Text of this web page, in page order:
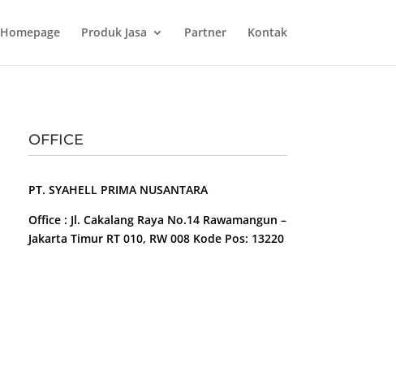
Homepage Produk Jasa Partner Kontak
OFFICE
PT. SYAHELL PRIMA NUSANTARA
Office : Jl. Cakalang Raya No.14 Rawamangun –
Jakarta Timur RT 010, RW 008 Kode Pos: 13220